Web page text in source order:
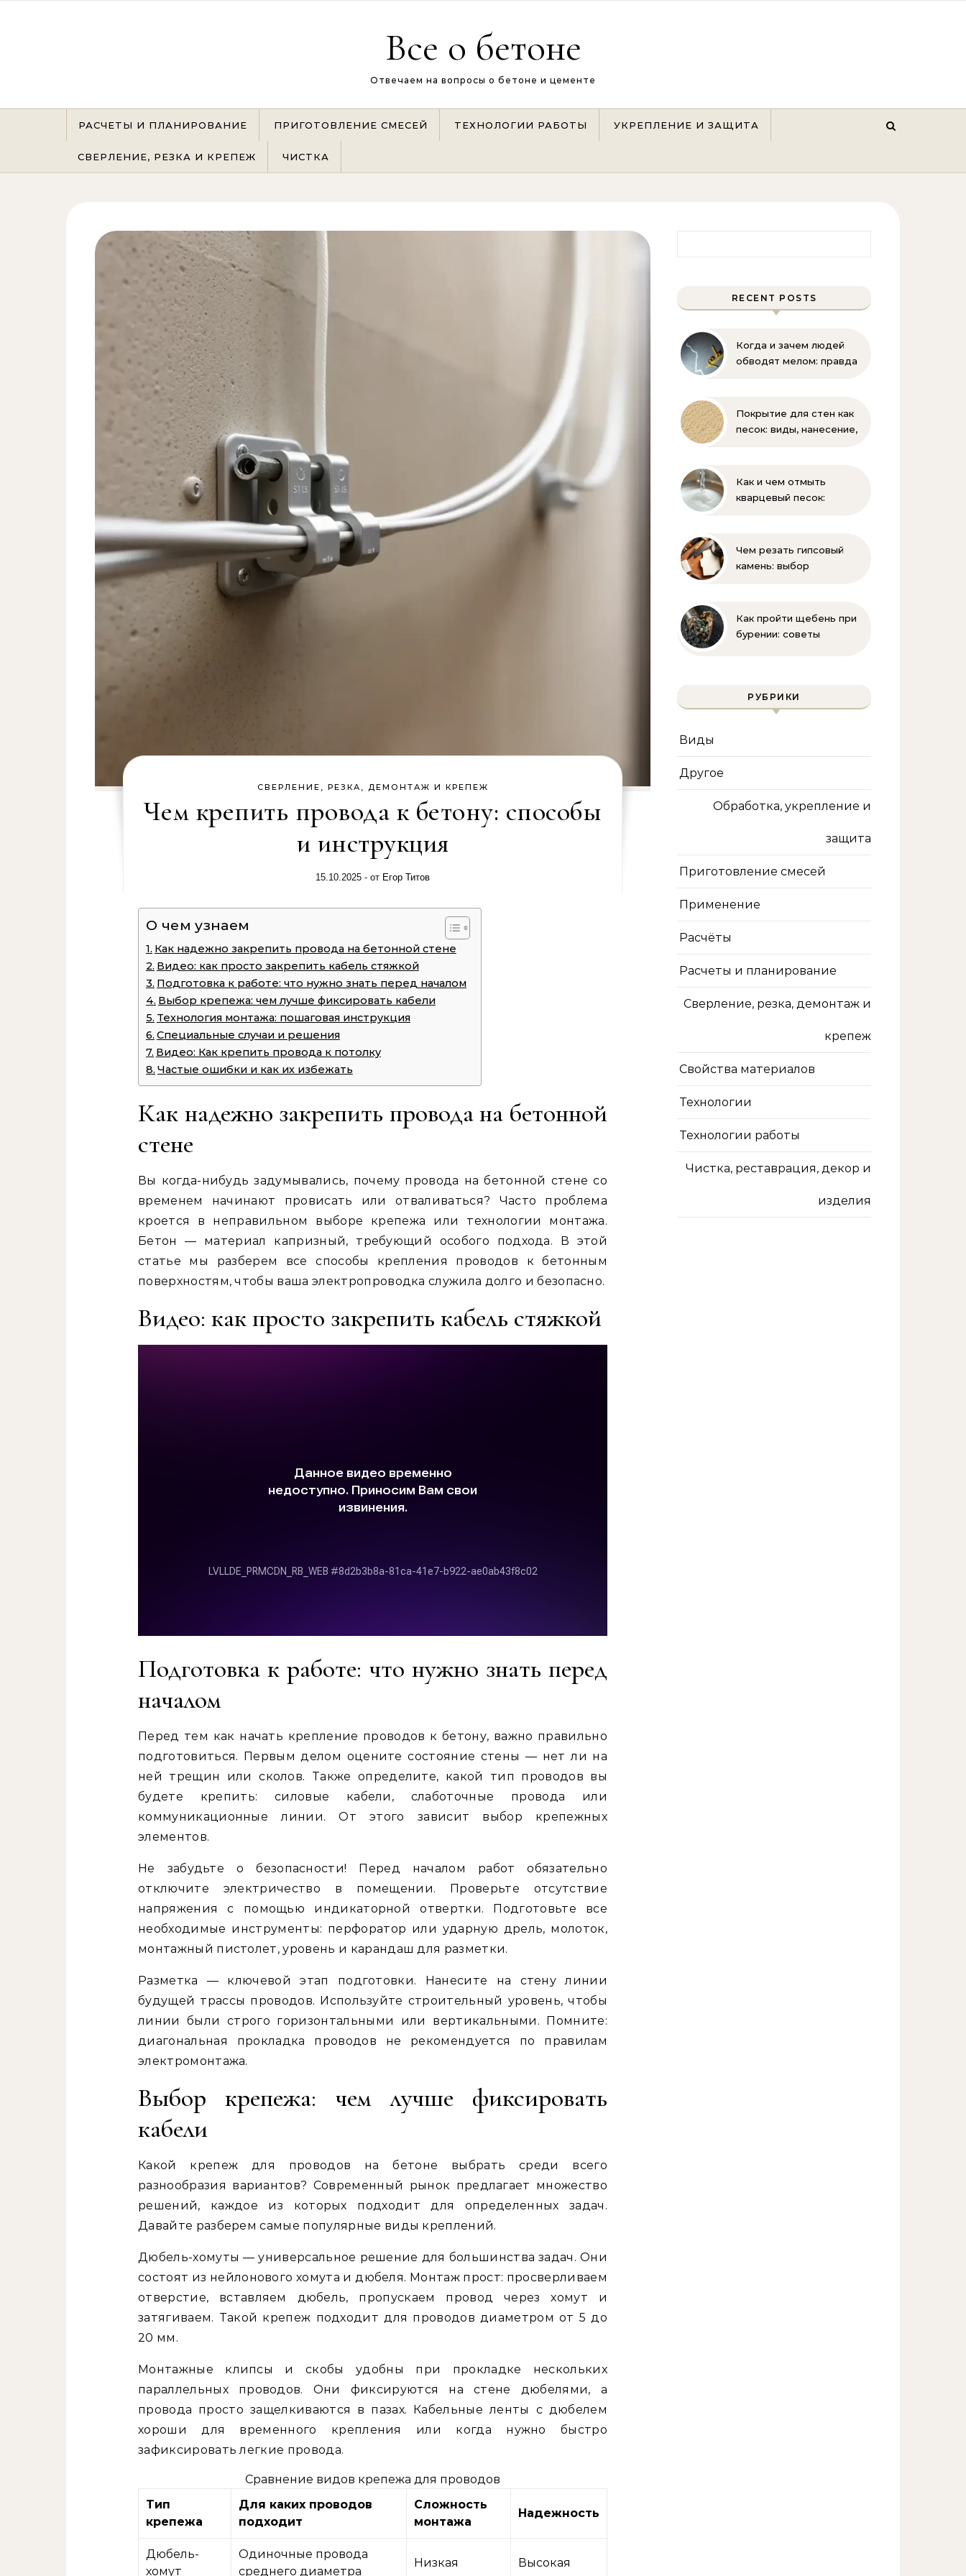
Все о бетоне
Отвечаем на вопросы о бетоне и цементе
РАСЧЕТЫ И ПЛАНИРОВАНИЕ ПРИГОТОВЛЕНИЕ СМЕСЕЙ ТЕХНОЛОГИИ РАБОТЫ УКРЕПЛЕНИЕ И ЗАЩИТА
СВЕРЛЕНИЕ, РЕЗКА И КРЕПЕЖ ЧИСТКА
СВЕРЛЕНИЕ, РЕЗКА, ДЕМОНТАЖ И КРЕПЕЖ
Чем крепить провода к бетону: способы
и инструкция
15.10.2025 - от Егор Титов
О чем узнаем
Как надежно закрепить провода на бетонной стене
Видео: как просто закрепить кабель стяжкой
Подготовка к работе: что нужно знать перед началом
Выбор крепежа: чем лучше фиксировать кабели
Технология монтажа: пошаговая инструкция
Специальные случаи и решения
Видео: Как крепить провода к потолку
Частые ошибки и как их избежать
Как надежно закрепить провода на бетонной
стене
Вы когда-нибудь задумывались, почему провода на бетонной стене со
временем начинают провисать или отваливаться? Часто проблема
кроется в неправильном выборе крепежа или технологии монтажа.
Бетон — материал капризный, требующий особого подхода. В этой
статье мы разберем все способы крепления проводов к бетонным
поверхностям, чтобы ваша электропроводка служила долго и безопасно.
Видео: как просто закрепить кабель стяжкой
Подготовка к работе: что нужно знать перед
началом
Перед тем как начать крепление проводов к бетону, важно правильно
подготовиться. Первым делом оцените состояние стены — нет ли на
ней трещин или сколов. Также определите, какой тип проводов вы
будете крепить: силовые кабели, слаботочные провода или
коммуникационные линии. От этого зависит выбор крепежных
элементов.
Не забудьте о безопасности! Перед началом работ обязательно
отключите электричество в помещении. Проверьте отсутствие
напряжения с помощью индикаторной отвертки. Подготовьте все
необходимые инструменты: перфоратор или ударную дрель, молоток,
монтажный пистолет, уровень и карандаш для разметки.
Разметка — ключевой этап подготовки. Нанесите на стену линии
будущей трассы проводов. Используйте строительный уровень, чтобы
линии были строго горизонтальными или вертикальными. Помните:
диагональная прокладка проводов не рекомендуется по правилам
электромонтажа.
Выбор крепежа: чем лучше фиксировать
кабели
Какой крепеж для проводов на бетоне выбрать среди всего
разнообразия вариантов? Современный рынок предлагает множество
решений, каждое из которых подходит для определенных задач.
Давайте разберем самые популярные виды креплений.
Дюбель-хомуты — универсальное решение для большинства задач. Они
состоят из нейлонового хомута и дюбеля. Монтаж прост: просверливаем
отверстие, вставляем дюбель, пропускаем провод через хомут и
затягиваем. Такой крепеж подходит для проводов диаметром от 5 до
20 мм.
Монтажные клипсы и скобы удобны при прокладке нескольких
параллельных проводов. Они фиксируются на стене дюбелями, а
провода просто защелкиваются в пазах. Кабельные ленты с дюбелем
хороши для временного крепления или когда нужно быстро
зафиксировать легкие провода.
Сравнение видов крепежа для проводов
Тип
крепежа
Для каких проводов
подходит
Сложность
монтажа
Надежность
Дюбель-
хомут
Одиночные провода
среднего диаметра
Низкая Высокая
RECENT POSTS
Когда и зачем людей
обводят мелом: правда
Покрытие для стен как
песок: виды, нанесение,
Как и чем отмыть
кварцевый песок:
Чем резать гипсовый
камень: выбор
Как пройти щебень при
бурении: советы
РУБРИКИ
Виды
Другое
Обработка, укрепление и
защита
Приготовление смесей
Применение
Расчёты
Расчеты и планирование
Сверление, резка, демонтаж и
крепеж
Свойства материалов
Технологии
Технологии работы
Чистка, реставрация, декор и
изделия